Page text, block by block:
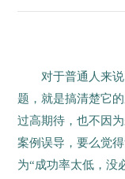
对于普通人来
题，就是搞清楚它
过高期待，也不因
案例误导，要么觉
为“成功率太低，没